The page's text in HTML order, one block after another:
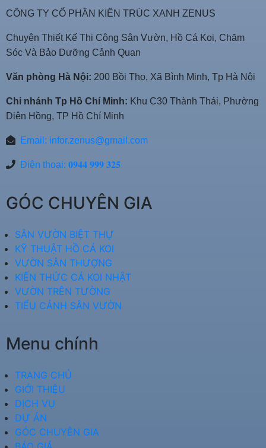
CÔNG TY CỔ PHẦN KIẾN TRÚC XANH ZENUS
Chuyên Thiết Kế Thi Công Sân Vườn, Hồ Cá Koi, Chăm
Sóc Và Bảo Dưỡng Cảnh Quan
Văn phòng Hà Nội: 200 Bồi Thọ, Xã Bình Minh, Tp Hà Nội
Chi nhánh Tp Hồ Chí Minh: Khu C30 Thành Thái, Phường
Diên Hồng, TP Hồ Chí Minh
Email: infor.zenus@gmail.com
Điện thoại: 𝟎𝟗𝟒𝟒 𝟗𝟗𝟗 𝟑𝟐𝟓
GÓC CHUYÊN GIA
SÂN VƯỜN BIỆT THỰ
KỸ THUẬT HỒ CÁ KOI
VƯỜN SÂN THƯỢNG
KIẾN THỨC CÁ KOI NHẬT
VƯỜN TRÊN TƯỜNG
TIỂU CẢNH SÂN VƯỜN
Menu chính
TRANG CHỦ
GIỚI THIỆU
DỊCH VỤ
DỰ ÁN
GÓC CHUYÊN GIA